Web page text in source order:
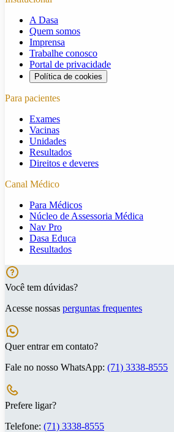
A Dasa
Quem somos
Imprensa
Trabalhe conosco
Portal de privacidade
Política de cookies
Para pacientes
Exames
Vacinas
Unidades
Resultados
Direitos e deveres
Canal Médico
Para Médicos
Núcleo de Assessoria Médica
Nav Pro
Dasa Educa
Resultados
Você tem dúvidas?
Acesse nossas perguntas frequentes
Quer entrar em contato?
Fale no nosso WhatsApp: (71) 3338-8555
Prefere ligar?
Telefone: (71) 3338-8555